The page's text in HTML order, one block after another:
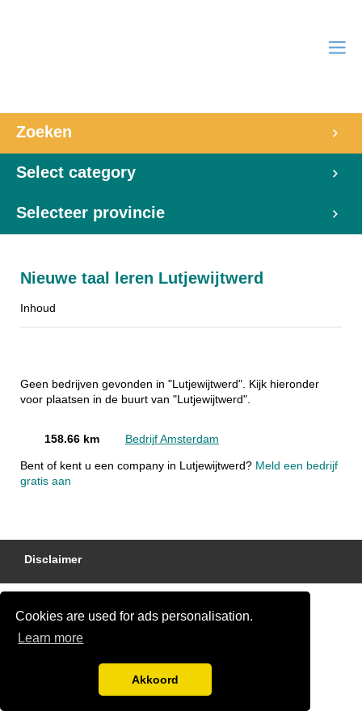
Cookies are used for ads personalisation.
Learn more
Akkoord
Zoeken
Select category
Selecteer provincie
Nieuwe taal leren Lutjewijtwerd
Inhoud
Geen bedrijven gevonden in "Lutjewijtwerd". Kijk hieronder
voor plaatsen in de buurt van "Lutjewijtwerd".
158.66 km Bedrijf Amsterdam
Bent of kent u een company in Lutjewijtwerd? Meld een bedrijf
gratis aan
Disclaimer